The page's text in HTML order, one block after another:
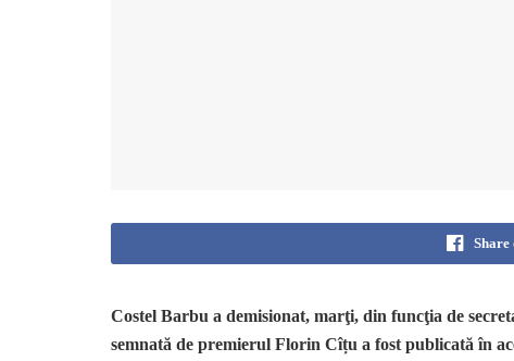
Share
Costel Barbu a demisionat, marţi, din funcţia de
semnată de premierul Florin Cîțu a fost publicată în